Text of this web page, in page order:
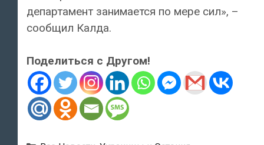
департамент занимается по мере сил», –
сообщил Калда.
Поделиться с Другом!